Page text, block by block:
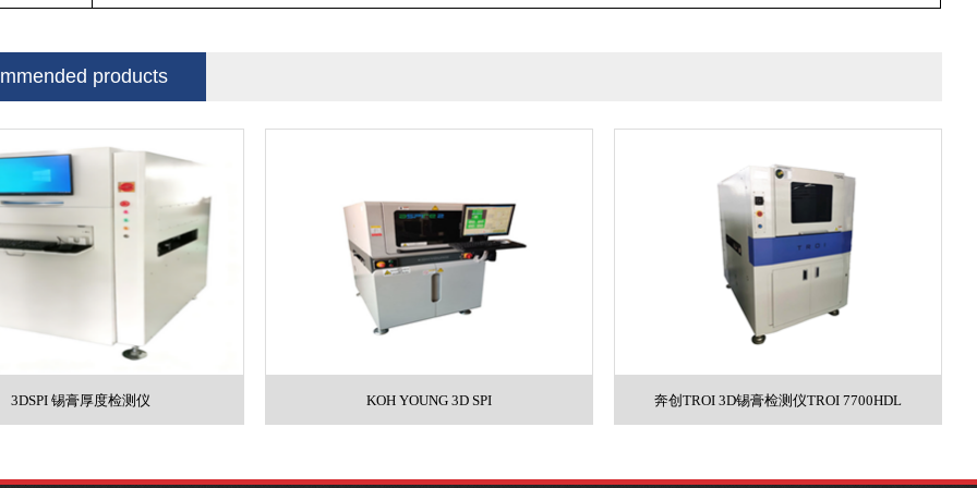
products
3DSPI 锡膏厚度检测仪 KOH YOUNG 3D SPI 奔创TROI 3D锡膏检测仪TROI 7700HDL